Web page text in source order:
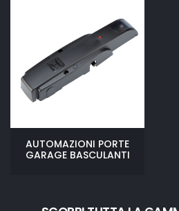
AUTOMAZIONI PORTE
GARAGE BASCULANTI